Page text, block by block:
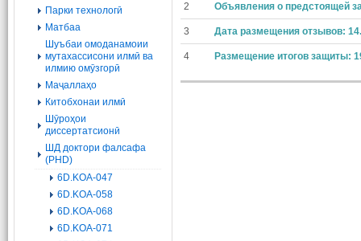
Парки технологӣ
Матбаа
Шуъбаи омоданамоии
мутахассисони илмӣ ва
илмию омӯзгорӣ
Маҷаллаҳо
Китобхонаи илмӣ
Шӯроҳои
диссертатсионӣ
ШД доктори фалсафа
(PHD)
6D.KOA-047
6D.KOA-058
6D.KOA-068
6D.KOA-071
2 Объявления о предстоящей
3 Дата размещения отзывов: 14.
4 Размещение итогов защиты: